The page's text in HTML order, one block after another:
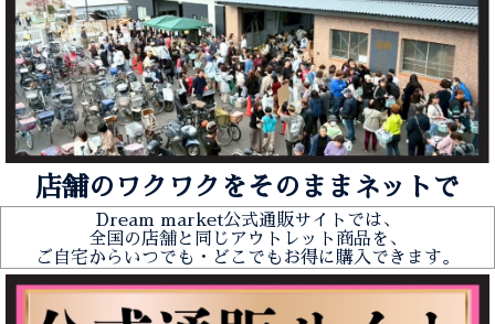
店舗のワクワクをそのままネットで
Dream market公式通販サイトでは、
全国の店舗と同じアウトレット商品を、
ご自宅からいつでも・どこでもお得に購入できます。